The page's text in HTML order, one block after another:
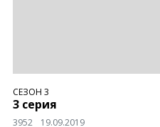
СЕЗОН 3
3 серия
3952 19.09.2019